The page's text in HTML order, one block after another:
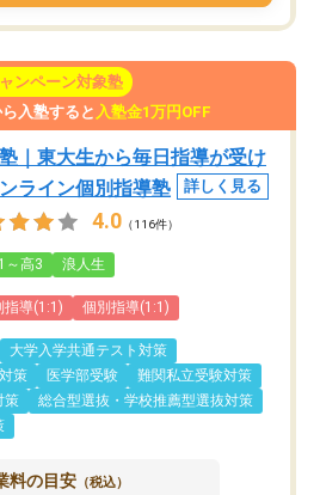
ンペーン対象塾
入塾すると入塾金1万円OFF
｜東大生から毎日指導が受け
ライン個別指導塾
詳しく見る
4.0 （116件）
～高3 浪人生
指導(1:1) 個別指導(1:1)
大学入学共通テスト対策
策
医学部受験
難関私立受験対策
策
総合型選抜・学校推薦型選抜対策
料の目安 （税込）